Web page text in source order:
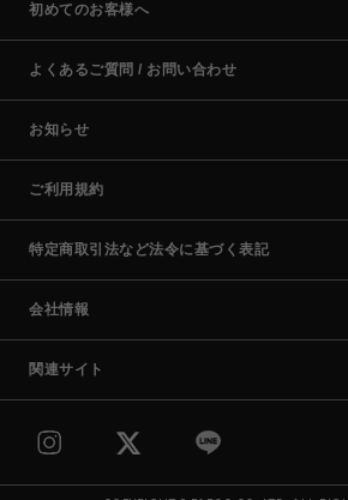
初めてのお客様へ
よくあるご質問 / お問い合わせ
お知らせ
ご利用規約
特定商取引法など法令に基づく表記
会社情報
関連サイト